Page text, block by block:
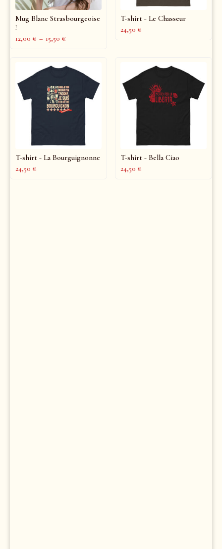
Mug Blanc Strasbourgeoise
!
12,00 € – 15,50 €
T-shirt - Le Chasseur
24,50 €
T-shirt - La Bourguignonne
24,50 €
T-shirt - Bella Ciao
24,50 €